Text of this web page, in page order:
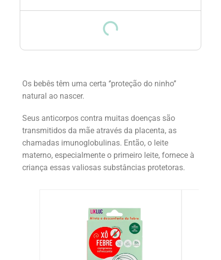
Os bebês têm uma certa ‘’proteção do ninho’’
natural ao nascer.
Seus anticorpos contra muitas doenças são
transmitidos da mãe através da placenta, as
chamadas imunoglobulinas. Então, o leite
materno, especialmente o primeiro leite, fornece à
criança essas valiosas substâncias protetoras.